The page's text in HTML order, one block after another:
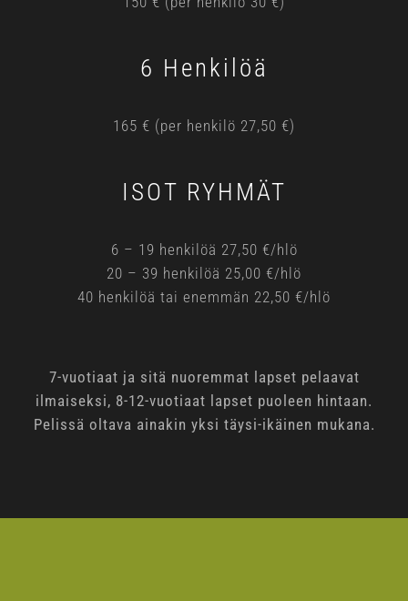
6 Henkilöä
165 € (per henkilö 27,50 €)
ISOT RYHMÄT
6 – 19 henkilöä 27,50 €/hlö
20 – 39 henkilöä 25,00 €/hlö
40 henkilöä tai enemmän 22,50 €/hlö
7-vuotiaat ja sitä nuoremmat lapset pelaavat
ilmaiseksi, 8-12-vuotiaat lapset puoleen hintaan.
Pelissä oltava ainakin yksi täysi-ikäinen mukana.